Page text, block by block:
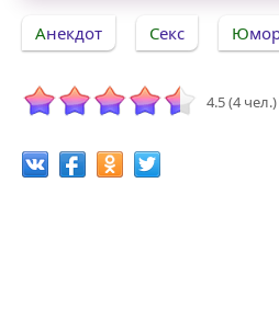
Анекдот Секс
4.5 (4 чел.)